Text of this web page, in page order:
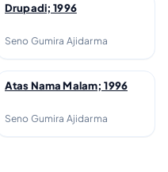
Drupadi; 1996
Seno Gumira Ajidarma
Atas Nama Malam; 1996
Seno Gumira Ajidarma